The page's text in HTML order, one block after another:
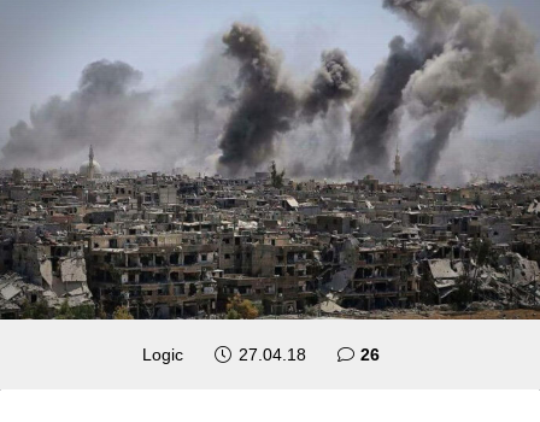
Logic 27.04.18 26komentara